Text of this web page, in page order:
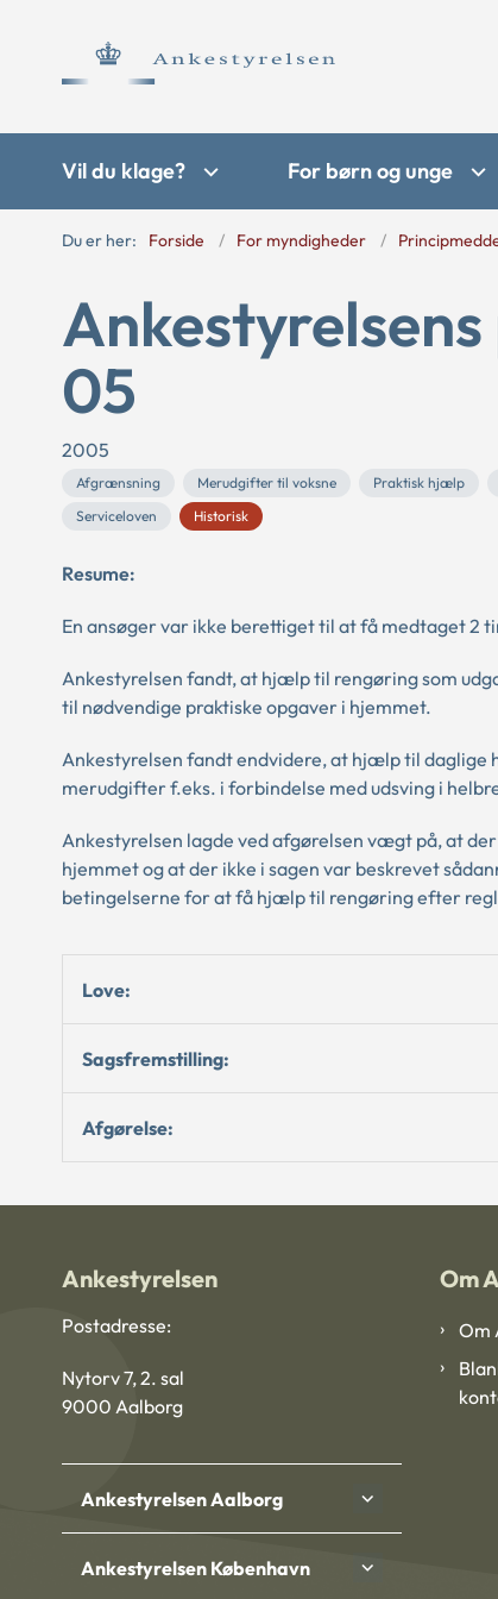
Vil du klage? For børn og unge
Du er her: Forside For myndigheder
05
2005
Afgrænsning Merudgifter til voksne Praktisk hjælp
Serviceloven
Historisk
Resume:
En ansøger var ikke berettiget til at få medtaget 2
Ankestyrelsen fandt, at hjælp til rengøring som
til nødvendige praktiske opgaver i hjemmet.
Ankestyrelsen fandt endvidere, at hjælp til
merudgifter f.eks. i forbindelse med udsving i
Ankestyrelsen lagde ved afgørelsen vægt på, at
hjemmet og at der ikke i sagen var beskrevet
betingelserne for at få hjælp til rengøring efter
Love:
Sagsfremstilling:
Afgørelse:
Ankestyrelsen
Postadresse:
Nytorv 7, 2. sal
9000 Aalborg
Ankestyrelsen Aalborg
Ankestyrelsen København
Om
Om